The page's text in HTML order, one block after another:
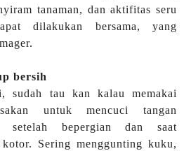
tanaman, dan aktifitas seru
dilakukan bersama, yang
bersih
sudah tau kan kalau memakai
untuk mencuci tangan
setelah bepergian dan saat
kotor. Sering menggunting kuku,